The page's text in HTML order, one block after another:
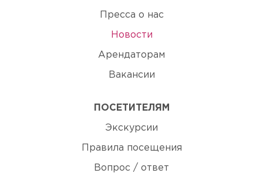
Пресса о нас
Новости
Арендаторам
Вакансии
ПОСЕТИТЕЛЯМ
Экскурсии
Правила посещения
Вопрос / ответ